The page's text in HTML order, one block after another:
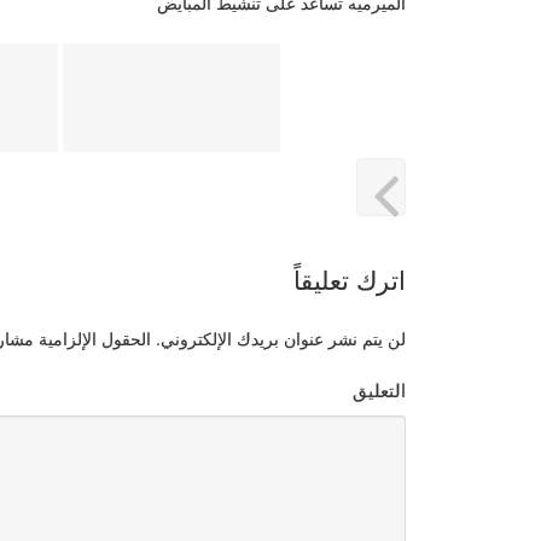
اترك تعليقاً
لن يتم نشر عنوان بريدك الإلكتروني. الحقول الإلزامية مشار
التعليق